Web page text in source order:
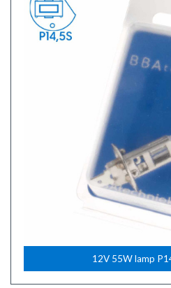
12V 55W lamp